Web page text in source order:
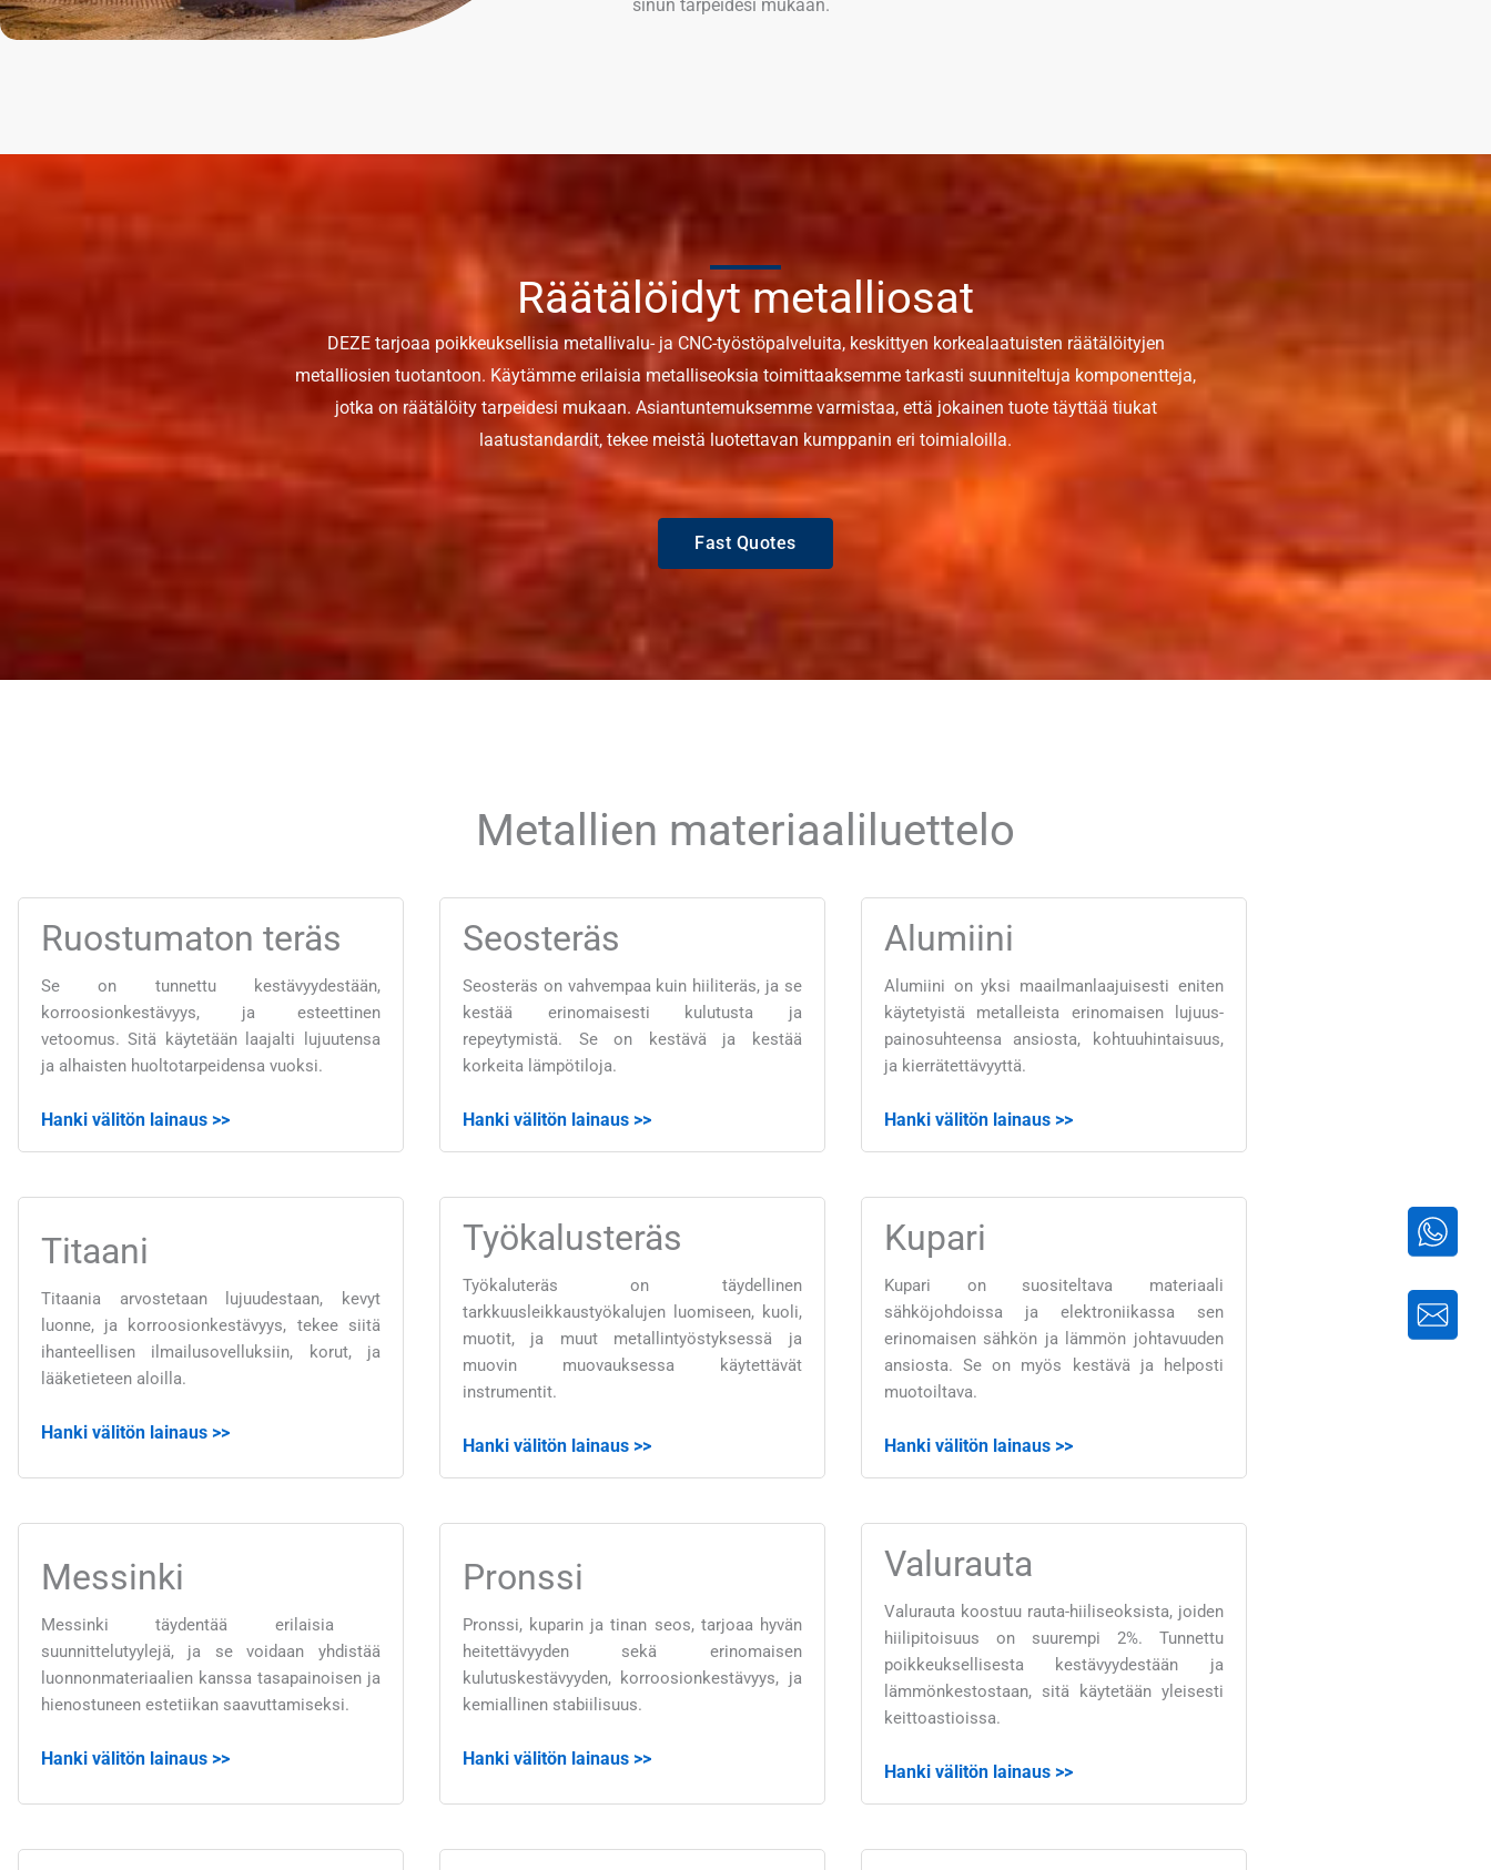
sinun tarpeidesi mukaan.
Räätälöidyt metalliosat
DEZE tarjoaa poikkeuksellisia metallivalu- ja CNC-työstöpalveluita, keskittyen korkealaatuisten räätälöityjen
metalliosien tuotantoon. Käytämme erilaisia ​​metalliseoksia toimittaaksemme tarkasti suunniteltuja komponentteja,
jotka on räätälöity tarpeidesi mukaan. Asiantuntemuksemme varmistaa, että jokainen tuote täyttää tiukat
laatustandardit, tekee meistä luotettavan kumppanin eri toimialoilla.
Fast Quotes
Metallien materiaaliluettelo
Ruostumaton teräs
Se on tunnettu kestävyydestään,
korroosionkestävyys, ja esteettinen
vetoomus. Sitä käytetään laajalti lujuutensa
ja alhaisten huoltotarpeidensa vuoksi.
Hanki välitön lainaus >>
Seosteräs
Seosteräs on vahvempaa kuin hiiliteräs, ja se
kestää erinomaisesti kulutusta ja
repeytymistä. Se on kestävä ja kestää
korkeita lämpötiloja.
Hanki välitön lainaus >>
Alumiini
Alumiini on yksi maailmanlaajuisesti eniten
käytetyistä metalleista erinomaisen lujuus-
painosuhteensa ansiosta, kohtuuhintaisuus,
ja kierrätettävyyttä.
Hanki välitön lainaus >>
Titaani
Titaania arvostetaan lujuudestaan, kevyt
luonne, ja korroosionkestävyys, tekee siitä
ihanteellisen ilmailusovelluksiin, korut, ja
lääketieteen aloilla.
Hanki välitön lainaus >>
Työkalusteräs
Työkaluteräs on täydellinen
tarkkuusleikkaustyökalujen luomiseen, kuoli,
muotit, ja muut metallintyöstyksessä ja
muovin muovauksessa käytettävät
instrumentit.
Hanki välitön lainaus >>
Kupari
Kupari on suositeltava materiaali
sähköjohdoissa ja elektroniikassa sen
erinomaisen sähkön ja lämmön johtavuuden
ansiosta. Se on myös kestävä ja helposti
muotoiltava.
Hanki välitön lainaus >>
Messinki
Messinki täydentää erilaisia ​​
suunnittelutyylejä, ja se voidaan yhdistää
luonnonmateriaalien kanssa tasapainoisen ja
hienostuneen estetiikan saavuttamiseksi.
Hanki välitön lainaus >>
Pronssi
Pronssi, kuparin ja tinan seos, tarjoaa hyvän
heitettävyyden sekä erinomaisen
kulutuskestävyyden, korroosionkestävyys, ja
kemiallinen stabiilisuus.
Hanki välitön lainaus >>
Valurauta
Valurauta koostuu rauta-hiiliseoksista, joiden
hiilipitoisuus on suurempi 2%. Tunnettu
poikkeuksellisesta kestävyydestään ja
lämmönkestostaan, sitä käytetään yleisesti
keittoastioissa.
Hanki välitön lainaus >>